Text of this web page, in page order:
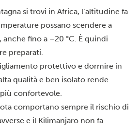
si trovi in Africa, l’altitudine fa
possano scendere a
anche fino a –20 °C. È quindi
preparati.
protettivo e dormire in
qualità e ben isolato rende
confortevole.
comportano sempre il rischio di
e il Kilimanjaro non fa